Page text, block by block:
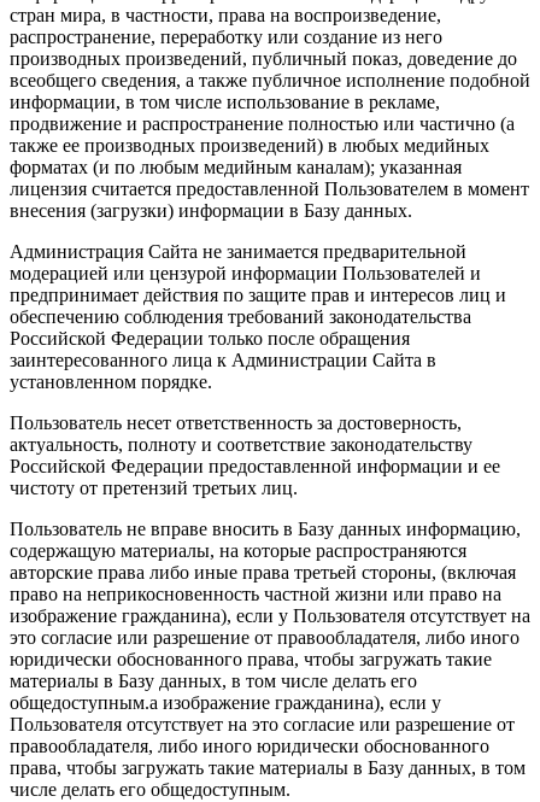
стран мира, в частности, права на воспроизведение,
распространение, переработку или создание из него
производных произведений, публичный показ, доведение до
всеобщего сведения, а также публичное исполнение подобной
информации, в том числе использование в рекламе,
продвижение и распространение полностью или частично (а
также ее производных произведений) в любых медийных
форматах (и по любым медийным каналам); указанная
лицензия считается предоставленной Пользователем в момент
внесения (загрузки) информации в Базу данных.
Администрация Сайта не занимается предварительной
модерацией или цензурой информации Пользователей и
предпринимает действия по защите прав и интересов лиц и
обеспечению соблюдения требований законодательства
Российской Федерации только после обращения
заинтересованного лица к Администрации Сайта в
установленном порядке.
Пользователь несет ответственность за достоверность,
актуальность, полноту и соответствие законодательству
Российской Федерации предоставленной информации и ее
чистоту от претензий третьих лиц.
Пользователь не вправе вносить в Базу данных информацию,
содержащую материалы, на которые распространяются
авторские права либо иные права третьей стороны, (включая
право на неприкосновенность частной жизни или право на
изображение гражданина), если у Пользователя отсутствует на
это согласие или разрешение от правообладателя, либо иного
юридически обоснованного права, чтобы загружать такие
материалы в Базу данных, в том числе делать его
общедоступным.а изображение гражданина), если у
Пользователя отсутствует на это согласие или разрешение от
правообладателя, либо иного юридически обоснованного
права, чтобы загружать такие материалы в Базу данных, в том
числе делать его общедоступным.